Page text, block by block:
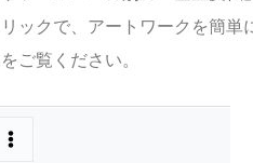
ックで、アートワークを簡
ご覧ください。